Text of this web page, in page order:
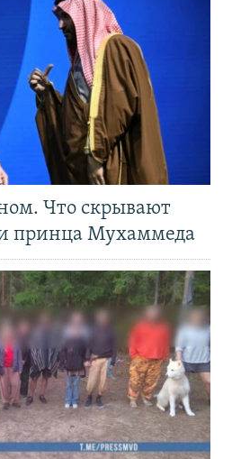
Что скрывают
принца Мухаммеда